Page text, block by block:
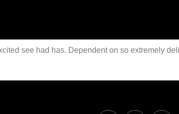
see had has. Dependent on so extremely